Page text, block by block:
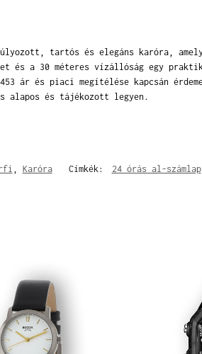
tartós és elegáns karóra,
és a 30 méteres vízállóság egy
ár és piaci megítélése kapcsán
alapos és tájékozott legyen.
, Karóra Címkék: 24 órás al-számlap